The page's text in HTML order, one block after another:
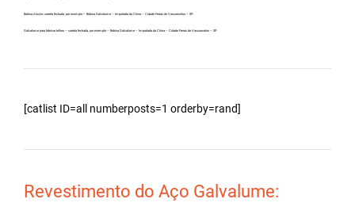
Bobina Aluzinc carreta fechada, por exemplo – Bobina Galvalume – Importada da China – Cidade Ferraz de Vasconcelos – SP.
Galvalume para fabricar telhas – carreta fechada, por exemplo – Bobina Galvalume – Importada da China – Cidade Ferraz de Vasconcelos – SP.
[catlist ID=all numberposts=1 orderby=rand]
Revestimento do Aço Galvalume: